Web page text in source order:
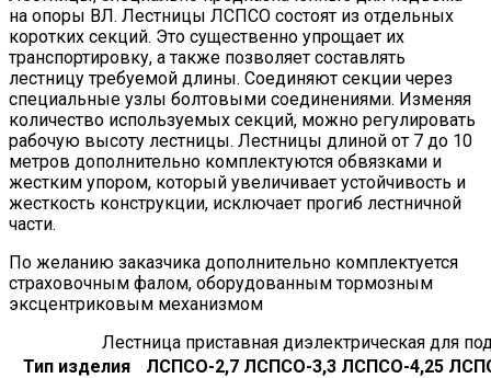
на опоры ВЛ. Лестницы ЛСПСО состоят из отдельных
коротких секций. Это существенно упрощает их
транспортировку, а также позволяет составлять
лестницу требуемой длины. Соединяют секции через
специальные узлы болтовыми соединениями. Изменяя
количество используемых секций, можно регулировать
рабочую высоту лестницы. Лестницы длиной от 7 до 10
метров дополнительно комплектуются обвязками и
жестким упором, который увеличивает устойчивость и
жесткость конструкции, исключает прогиб лестничной
части.
По желанию заказчика дополнительно комплектуется
страховочным фалом, оборудованным тормозным
эксцентриковым механизмом
Лестница приставная диэлектрическая для
Тип изделия
ЛСПСО-2,7 ЛСПСО-3,3 ЛСПСО-4,25